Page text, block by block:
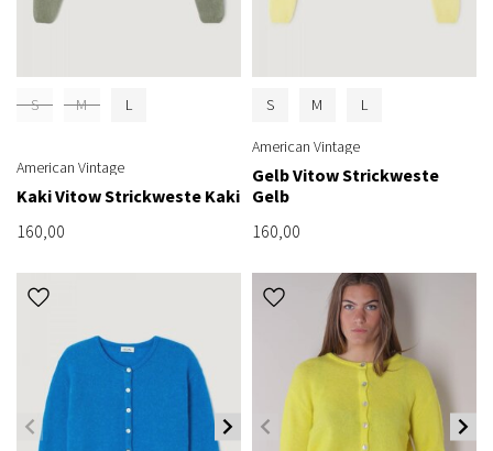
S M L
American Vintage
Kaki Vitow Strickweste Kaki
160,00
S M L
American Vintage
Gelb Vitow Strickweste
Gelb
160,00